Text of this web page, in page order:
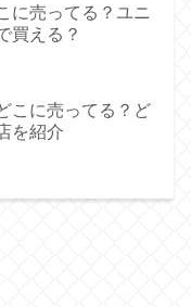
に売ってる？ユニ
買える？
こに売ってる？ど
を紹介